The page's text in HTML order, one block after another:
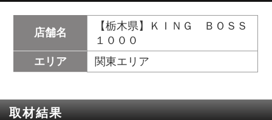
店舗名
【栃木県】ＫＩＮＧ ＢＯＳＳ
１０００
エリア
関東エリア
取材結果